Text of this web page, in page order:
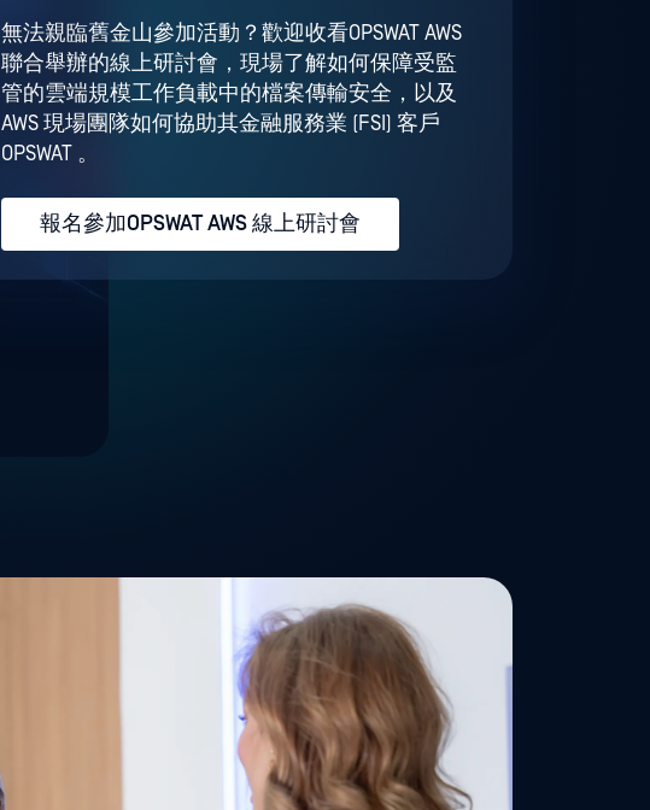
無法親臨舊金山參加活動？歡迎收看OPSWAT AWS
聯合舉辦的線上研討會，現場了解如何保障受監
管的雲端規模工作負載中的檔案傳輸安全，以及
AWS 現場團隊如何協助其金融服務業 (FSI) 客戶
OPSWAT 。
報名參加OPSWAT AWS 線上研討會